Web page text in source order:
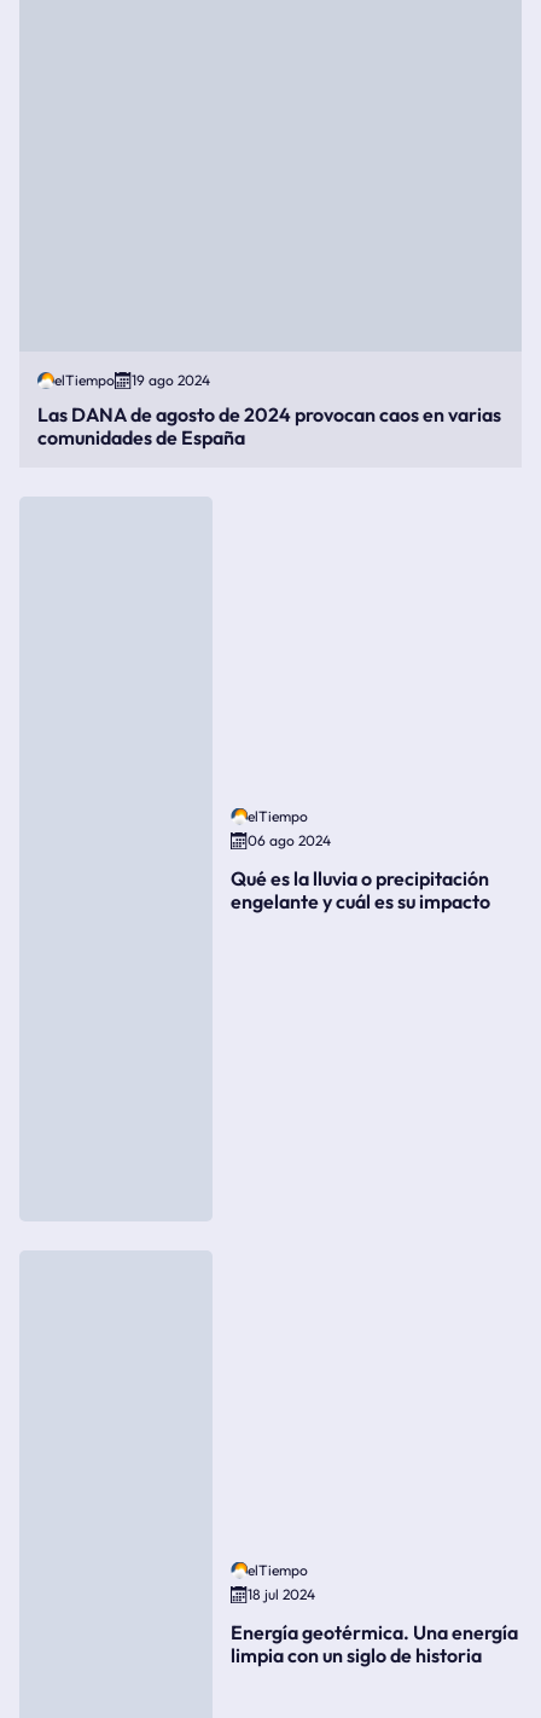
elTiempo 19 ago 2024
Las DANA de agosto de 2024 provocan caos en varias
comunidades de España
elTiempo
06 ago 2024
Qué es la lluvia o precipitación
engelante y cuál es su impacto
elTiempo
18 jul 2024
Energía geotérmica. Una energía
limpia con un siglo de historia